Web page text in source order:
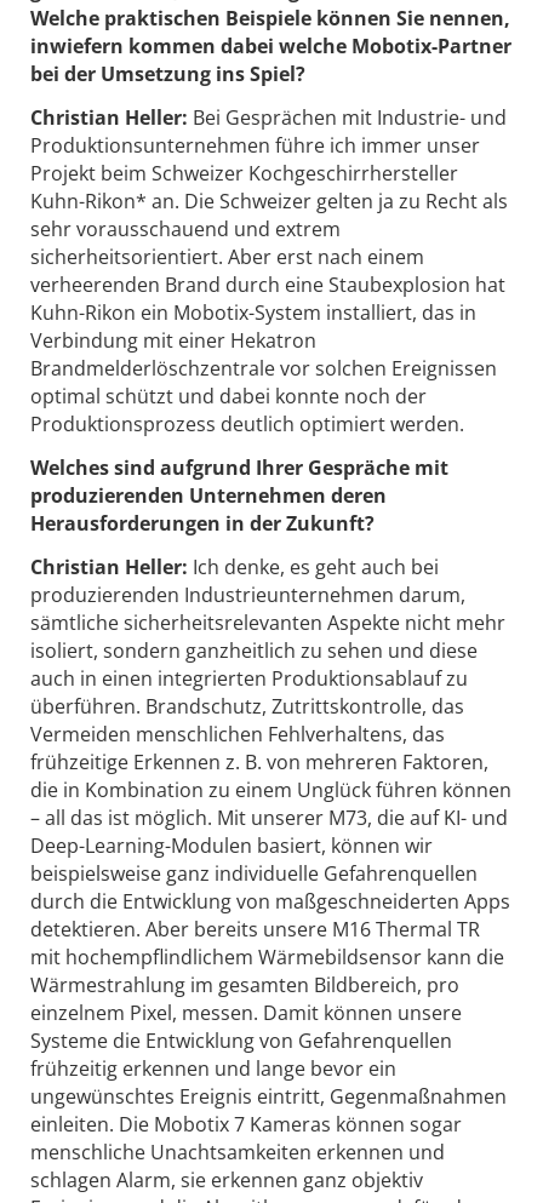
Welche praktischen Beispiele können Sie nennen,
inwiefern kommen dabei welche Mobotix-Partner
bei der Umsetzung ins Spiel?
Christian Heller: Bei Gesprächen mit Industrie- und
Produktionsunternehmen führe ich immer unser
Projekt beim Schweizer Kochgeschirrhersteller
Kuhn-Rikon* an. Die Schweizer gelten ja zu Recht als
sehr vorausschauend und extrem
sicherheitsorientiert. Aber erst nach einem
verheerenden Brand durch eine Staubexplosion hat
Kuhn-Rikon ein Mobotix-System installiert, das in
Verbindung mit einer Hekatron
Brandmelderlöschzentrale vor solchen Ereignissen
optimal schützt und dabei konnte noch der
Produktionsprozess deutlich optimiert werden.
Welches sind aufgrund Ihrer Gespräche mit
produzierenden Unternehmen deren
Herausforderungen in der Zukunft?
Christian Heller: Ich denke, es geht auch bei
produzierenden Industrieunternehmen darum,
sämtliche sicherheitsrelevanten Aspekte nicht mehr
isoliert, sondern ganzheitlich zu sehen und diese
auch in einen integrierten Produktionsablauf zu
überführen. Brandschutz, Zutrittskontrolle, das
Vermeiden menschlichen Fehlverhaltens, das
frühzeitige Erkennen z. B. von mehreren Faktoren,
die in Kombination zu einem Unglück führen können
– all das ist möglich. Mit unserer M73, die auf KI- und
Deep-Learning-Modulen basiert, können wir
beispielsweise ganz individuelle Gefahrenquellen
durch die Entwicklung von maßgeschneiderten Apps
detektieren. Aber bereits unsere M16 Thermal TR
mit hochempflindlichem Wärmebildsensor kann die
Wärmestrahlung im gesamten Bildbereich, pro
einzelnem Pixel, messen. Damit können unsere
Systeme die Entwicklung von Gefahrenquellen
frühzeitig erkennen und lange bevor ein
ungewünschtes Ereignis eintritt, Gegenmaßnahmen
einleiten. Die Mobotix 7 Kameras können sogar
menschliche Unachtsamkeiten erkennen und
schlagen Alarm, sie erkennen ganz objektiv